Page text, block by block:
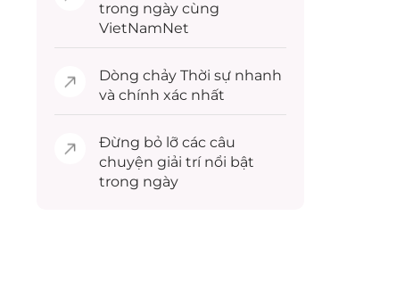
trong ngày cùng
VietNamNet
Dòng chảy Thời sự nhanh
và chính xác nhất
Đừng bỏ lỡ các câu
chuyện giải trínổi bật
trong ngày